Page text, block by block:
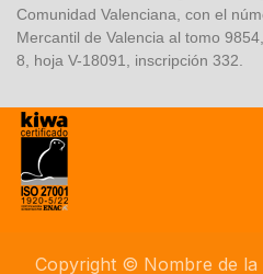
Comunidad Valenciana, con el
Mercantil de Valencia al tomo
8, hoja V-18091, inscripción 332.
Copyright © Nombre de la